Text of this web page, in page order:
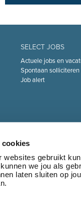
cookies
gebruikt
we jou als
laten sluiten op
SELECT JOBS
Actuele jobs en
Spontaan solliciteren
Job alert